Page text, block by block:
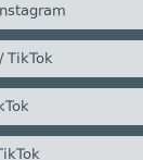
TikTok